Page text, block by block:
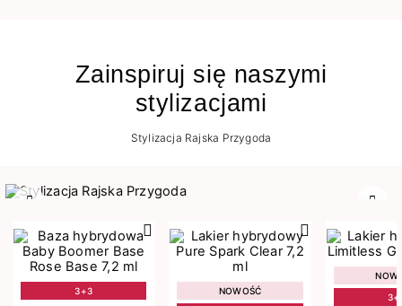
Zainspiruj się naszymi
stylizacjami
Stylizacja Rajska Przygoda
3+3
NOWOŚĆ